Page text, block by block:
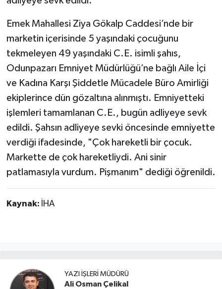
Emek Mahallesi Ziya Gökalp Caddesi’nde bir
marketin içerisinde 5 yaşındaki çocuğunu
tekmeleyen 49 yaşındaki C.E. isimli şahıs,
Odunpazarı Emniyet Müdürlüğü’ne bağlı Aile İçi
ve Kadına Karşı Şiddetle Mücadele Büro Amirliği
ekiplerince dün gözaltına alınmıştı. Emniyetteki
işlemleri tamamlanan C.E., bugün adliyeye sevk
edildi. Şahsın adliyeye sevki öncesinde emniyette
verdiği ifadesinde, "Çok hareketli bir çocuk.
Markette de çok hareketliydi. Ani sinir
patlamasıyla vurdum. Pişmanım" dediği öğrenildi.
Kaynak: İHA
YAZI İŞLERI MÜDÜRÜ
Ali Osman Çelikal